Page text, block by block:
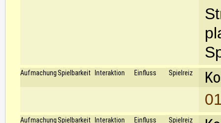
Aufmachung Spielbarkeit Interaktion Einfluss Spielreiz
Aufmachung Spielbarkeit Interaktion Einfluss Spielreiz